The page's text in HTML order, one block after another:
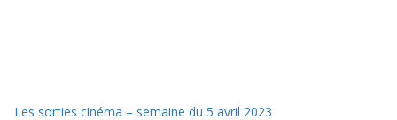
Les sorties cinéma – semaine du 5 avril 2023